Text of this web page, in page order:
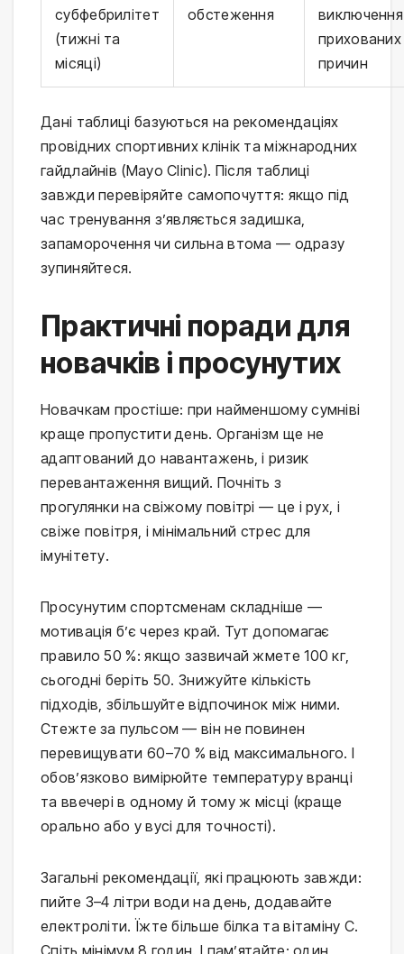
субфебрилітет
(тижні та
місяці)
обстеження
виключення
прихованих
причин
Дані таблиці базуються на рекомендаціях
провідних спортивних клінік та міжнародних
гайдлайнів (Mayo Clinic). Після таблиці
завжди перевіряйте самопочуття: якщо під
час тренування з’являється задишка,
запаморочення чи сильна втома — одразу
зупиняйтеся.
Практичні поради для
новачків і просунутих
Новачкам простіше: при найменшому сумніві
краще пропустити день. Організм ще не
адаптований до навантажень, і ризик
перевантаження вищий. Почніть з
прогулянки на свіжому повітрі — це і рух, і
свіже повітря, і мінімальний стрес для
імунітету.
Просунутим спортсменам складніше —
мотивація б’є через край. Тут допомагає
правило 50 %: якщо зазвичай жмете 100 кг,
сьогодні беріть 50. Знижуйте кількість
підходів, збільшуйте відпочинок між ними.
Стежте за пульсом — він не повинен
перевищувати 60–70 % від максимального. І
обов’язково вимірюйте температуру вранці
та ввечері в одному й тому ж місці (краще
орально або у вусі для точності).
Загальні рекомендації, які працюють завжди:
пийте 3–4 літри води на день, додавайте
електроліти. Їжте більше білка та вітаміну C.
Спіть мінімум 8 годин. І пам’ятайте: один